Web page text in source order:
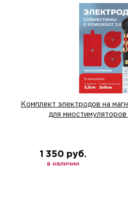
Комплект электродов на
для
1 350 руб.
в наличии